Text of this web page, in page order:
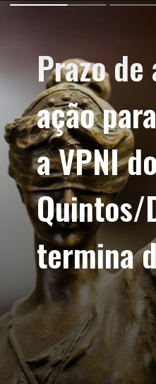
Prazo de
ação
a VPNI
Quintos/
termina